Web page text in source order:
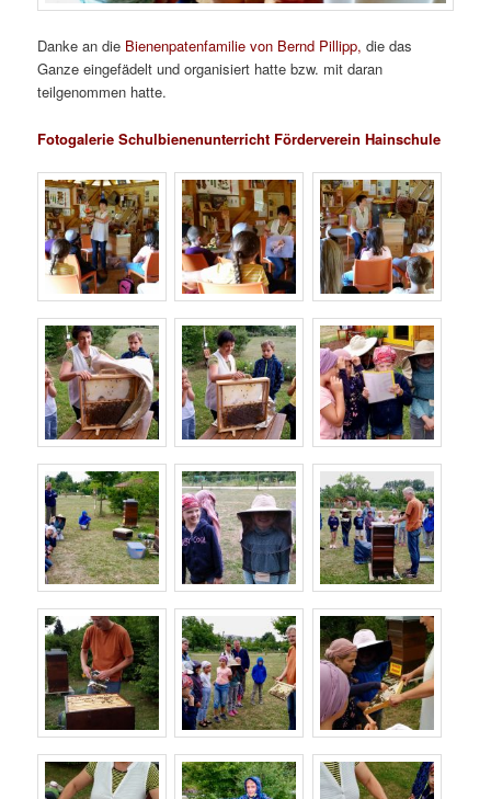
Danke an die Bienenpatenfamilie von Bernd Pillipp, die das
Ganze eingefädelt und organisiert hatte bzw. mit daran
teilgenommen hatte.
Fotogalerie Schulbienenunterricht Förderverein Hainschule